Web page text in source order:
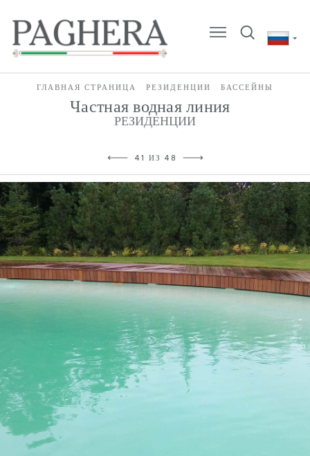
ГЛАВНАЯ СТРАНИЦА РЕЗИДЕНЦИИ БАССЕЙНЫ
Частная водная линия
РЕЗИДЕНЦИИ
41 ИЗ 48